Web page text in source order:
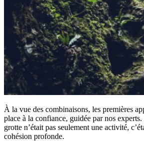
À la vue des combinaisons, les premières
place à la confiance, guidée par nos
grotte n’était pas seulement une activité,
cohésion profonde.